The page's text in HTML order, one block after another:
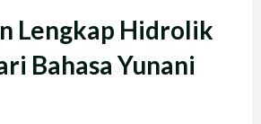
Lengkap Hidrolik
Bahasa Yunani